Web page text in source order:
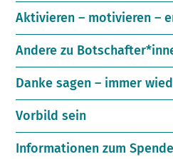
Aktivieren – motivieren –
Andere zu
Danke sagen – immer
Vorbild sein
Informationen zum